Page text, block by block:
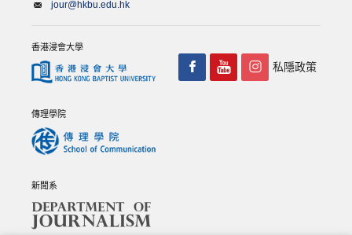
jour@hkbu.edu.hk
香港浸會大學
傳理學院
新聞系
私隱政策